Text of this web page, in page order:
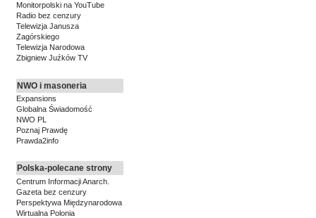
Monitorpolski na YouTube
Radio bez cenzury
Telewizja Janusza
Zagórskiego
Telewizja Narodowa
Zbigniew Juźków TV
NWO i masoneria
Expansions
Globalna Świadomość
NWO PL
Poznaj Prawdę
Prawda2info
Polska-polecane strony
Centrum Informacji Anarch.
Gazeta bez cenzury
Perspektywa Międzynarodowa
Wirtualna Polonia